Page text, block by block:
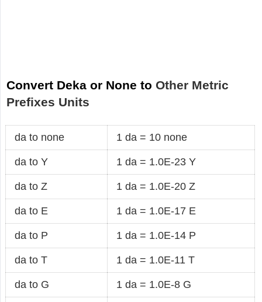
Convert Deka or None to Other Metric
Prefixes Units
da to none 1 da = 10 none
da to Y 1 da = 1.0E-23 Y
da to Z 1 da = 1.0E-20 Z
da to E 1 da = 1.0E-17 E
da to P 1 da = 1.0E-14 P
da to T 1 da = 1.0E-11 T
da to G 1 da = 1.0E-8 G